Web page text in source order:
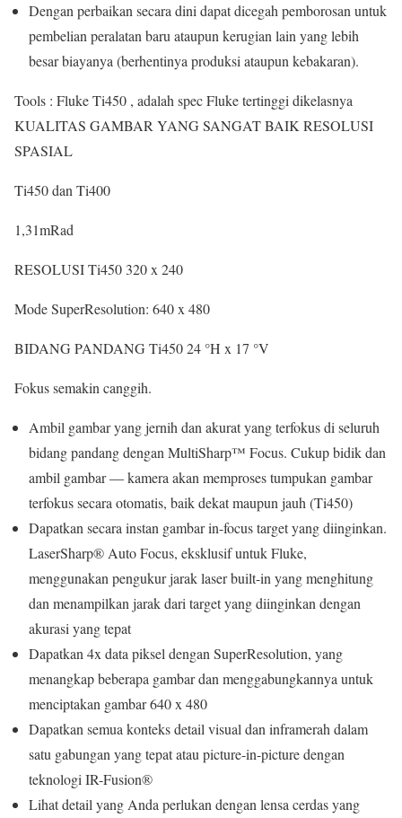
Dengan perbaikan secara dini dapat dicegah pemborosan untuk
pembelian peralatan baru ataupun kerugian lain yang lebih
besar biayanya (berhentinya produksi ataupun kebakaran).
Tools : Fluke Ti450 , adalah spec Fluke tertinggi dikelasnya
KUALITAS GAMBAR YANGSANGAT BAIKRESOLUSI
SPASIAL
Ti450 dan Ti400
1,31mRad
RESOLUSITi450 320 x 240
Mode SuperResolution: 640 x 480
BIDANG PANDANGTi45024 °H x 17 °V
Fokus semakin canggih.
Ambil gambar yang jernih dan akurat yang terfokus di seluruh
bidang pandang dengan MultiSharp™ Focus. Cukup bidik dan
ambil gambar — kamera akan memproses tumpukan gambar
terfokus secara otomatis, baik dekat maupun jauh (Ti450)
Dapatkan secara instan gambar in-focus target yang diinginkan.
LaserSharp® Auto Focus, eksklusif untuk Fluke,
menggunakan pengukur jarak laser built-in yang menghitung
dan menampilkan jarak dari target yang diinginkan dengan
akurasi yang tepat
Dapatkan 4x data piksel dengan SuperResolution, yang
menangkap beberapa gambar dan menggabungkannya untuk
menciptakan gambar 640 x 480
Dapatkan semua konteks detail visual dan inframerah dalam
satu gabungan yang tepat atau picture-in-picture dengan
teknologi IR-Fusion®
Lihat detail yang Anda perlukan dengan lensa cerdas yang